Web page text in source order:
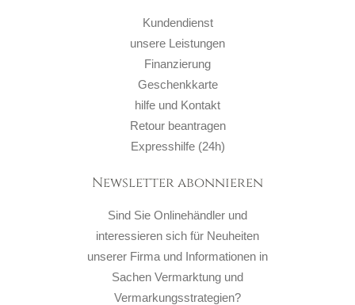
Kundendienst
unsere Leistungen
Finanzierung
Geschenkkarte
hilfe und Kontakt
Retour beantragen
Expresshilfe (24h)
Newsletter abonnieren
Sind Sie Onlinehändler und
interessieren sich für Neuheiten
unserer Firma und Informationen in
Sachen Vermarktung und
Vermarkungsstrategien?